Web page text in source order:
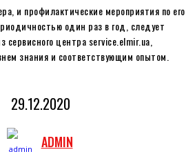
и профилактические мероприятия по его
один раз в год, следует
сервисного центра service.elmir.ua,
знания и соответствующим опытом.
29.12.2020
ADMIN